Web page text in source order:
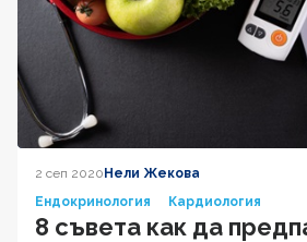
2 сеп 2020Нели Жекова
Ендокринология
Кардиология
8 съвета как да